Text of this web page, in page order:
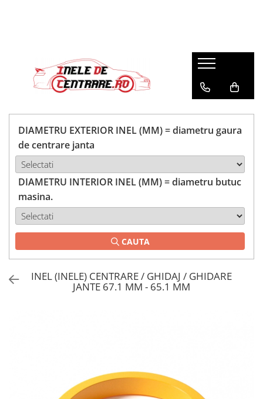
DIAMETRU EXTERIOR INEL (MM) = diametru gaura
de centrare janta
DIAMETRU INTERIOR INEL (MM) = diametru butuc
masina.
CAUTA
INEL (INELE) CENTRARE / GHIDAJ / GHIDARE
JANTE 67.1 MM - 65.1 MM